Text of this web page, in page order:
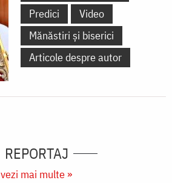
Predici
Video
Mănăstiri și biserici
Articole despre autor
REPORTAJ
vezi mai multe »